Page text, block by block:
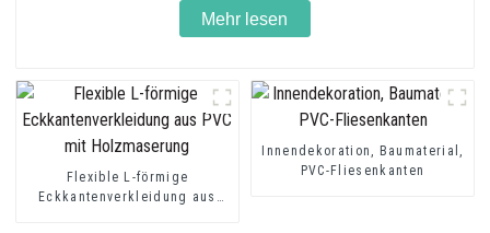
Mehr lesen
Flexible L-förmige
Eckkantenverkleidung aus
Innendekoration, Baumaterial,
PVC-Fliesenkanten